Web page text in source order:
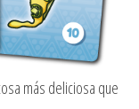
más deliciosa que